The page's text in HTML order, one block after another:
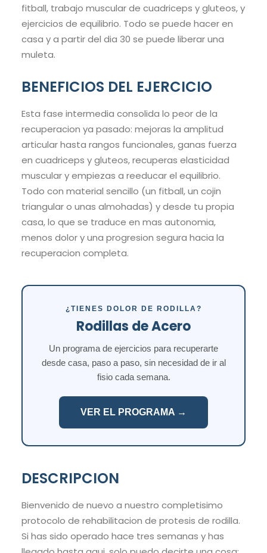
fitball, trabajo muscular de cuadriceps y gluteos, y
ejercicios de equilibrio. Todo se puede hacer en
casa y a partir del dia 30 se puede liberar una
muleta.
BENEFICIOS DEL EJERCICIO
Esta fase intermedia consolida lo peor de la
recuperacion ya pasado: mejoras la amplitud
articular hasta rangos funcionales, ganas fuerza
en cuadriceps y gluteos, recuperas elasticidad
muscular y empiezas a reeducar el equilibrio.
Todo con material sencillo (un fitball, un cojin
triangular o unas almohadas) y desde tu propia
casa, lo que se traduce en mas autonomia,
menos dolor y una progresion segura hacia la
recuperacion completa.
¿TIENES DOLOR DE RODILLA?
Rodillas de Acero
Un programa de ejercicios para recuperarte
desde casa, paso a paso, sin necesidad de ir al
fisio cada semana.
VER EL PROGRAMA →
DESCRIPCION
Bienvenido de nuevo a nuestro completisimo
protocolo de rehabilitacion de protesis de rodilla.
Si has sido operado hace tres semanas y has